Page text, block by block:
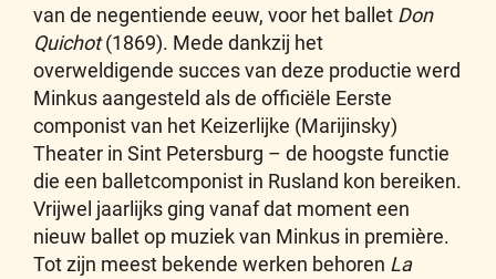
van de negentiende eeuw, voor het ballet Don
Quichot(1869). Mede dankzij het
overweldigende succes van deze productie werd
Minkus aangesteld als de officiële Eerste
componist van het Keizerlijke (Marijinsky)
Theater in Sint Petersburg – de hoogste functie
die een balletcomponist in Rusland kon bereiken.
Vrijwel jaarlijks ging vanaf dat moment een
nieuw ballet op muziek van Minkus in première.
Tot zijn meest bekende werken behoren La